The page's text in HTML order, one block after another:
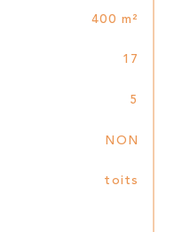
400 m²
17
5
NON
toits